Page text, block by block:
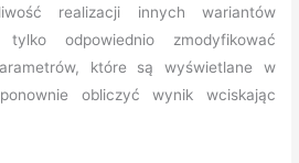
realizacji innych wariantów
odpowiednio zmodyfikować
które są wyświetlane w
obliczyć wynik wciskając